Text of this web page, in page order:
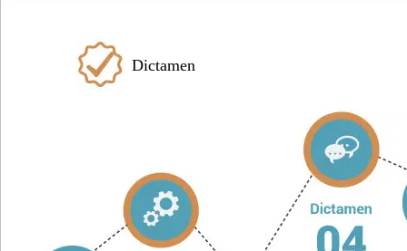
Dictamen